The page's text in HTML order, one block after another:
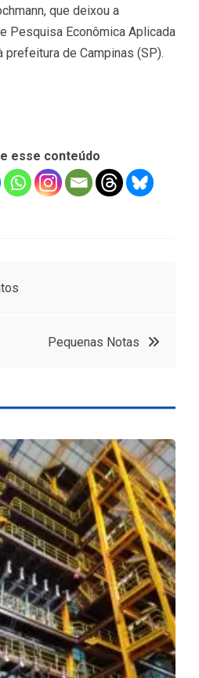
que deixou a
Pesquisa Econômica Aplicada
prefeitura de Campinas (SP).
esse conteúdo
Pequenas Notas